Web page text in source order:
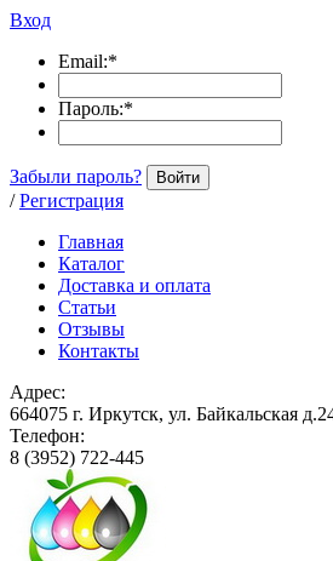
Вход
Email:*
Пароль:*
Забыли пароль? Войти
/ Регистрация
Главная
Каталог
Доставка и оплата
Статьи
Отзывы
Контакты
Адрес:
664075 г. Иркутск, ул. Байкальская
Телефон:
8 (3952) 722-445